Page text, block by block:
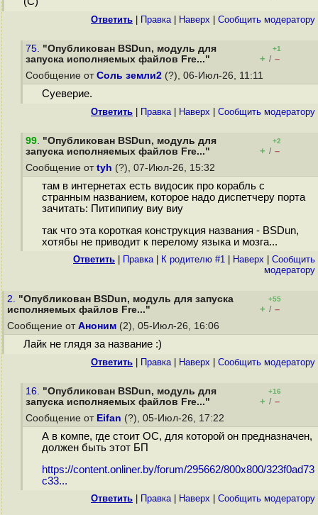
Ответить Правка| Наверх Cообщить модератору
75. "Опубликован BSDun, модуль для
запуска исполняемых файлов Fre..."
+1
+ / –
Сообщение от Соль земли2 (?), 06-Июл-26, 11:11
Суеверие.
Ответить Правка| Наверх Cообщить модератору
99. "Опубликован BSDun, модуль для
запуска исполняемых файлов Fre..."
+2
+ / –
Сообщение от tyh (?), 07-Июл-26, 15:32
там в интернетах есть видосик про корабль с
странным названием, которое надо диспетчеру порта
зачитать: Питипипиy виу виy
так что эта короткая конструкция названия - BSDun,
хотябы не приводит к перелому языка и мозга...
Ответить Правка| К родителю #1 Наверх
Cообщить
модератору
2. "Опубликован BSDun, модуль для запуска
исполняемых файлов Fre..."
+55
+ / –
Сообщение от Аноним (2), 05-Июл-26, 16:06
Лайк не глядя за название :)
Ответить Правка| Наверх Cообщить модератору
16. "Опубликован BSDun, модуль для
запуска исполняемых файлов Fre..."
+16
+ / –
Сообщение от Eifan (?), 05-Июл-26, 17:22
А в компе, где стоит ОС, для которой он предназначен,
должен быть этот БП
https://content.onliner.by/forum/295662/800x800/323f0ad73
c33...
Ответить Правка| Наверх Cообщить модератору